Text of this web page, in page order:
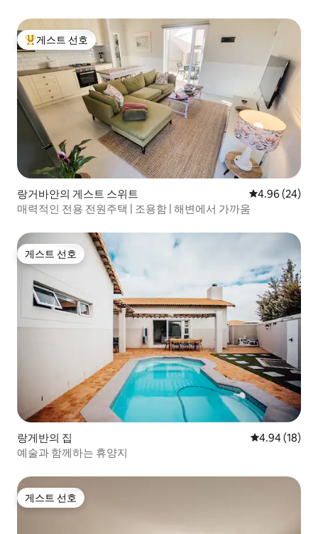
상위 게스트 선호
게스트 선호
랑거바안의 게스트 스위트 평점 4.96점(5
4.96 (24)
매력적인 전용 전원주택 | 조용함 | 해변에서 가까움
게스트 선호
게스트 선호
랑게반의 집 평점 4.94점(5
4.94 (18)
예술과 함께하는 휴양지
게스트 선호
게스트 선호